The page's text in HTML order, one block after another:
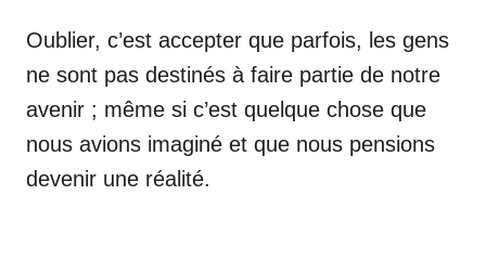
Oublier, c’est accepter que parfois, les gens
ne sont pas destinés à faire partie de notre
avenir ; même si c’est quelque chose que
nous avions imaginé et que nous pensions
devenir une réalité.